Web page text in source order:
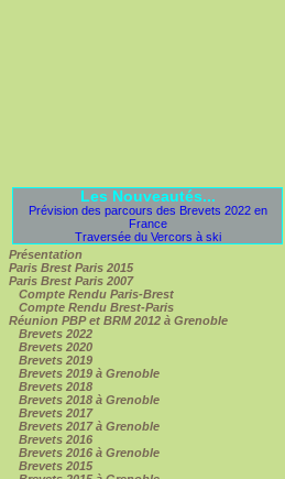
Les Nouveautés...
Prévision des parcours des Brevets 2022 en
France
Traversée du Vercors à ski
Présentation
Paris Brest Paris 2015
Paris Brest Paris 2007
Compte Rendu Paris-Brest
Compte Rendu Brest-Paris
Réunion PBP et BRM 2012 à Grenoble
Brevets 2022
Brevets 2020
Brevets 2019
Brevets 2019 à Grenoble
Brevets 2018
Brevets 2018 à Grenoble
Brevets 2017
Brevets 2017 à Grenoble
Brevets 2016
Brevets 2016 à Grenoble
Brevets 2015